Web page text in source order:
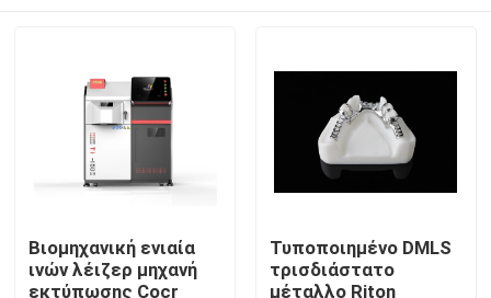
Βιομηχανική ενιαία
ινών λέιζερ μηχανή
εκτύπωσης Cocr
Τυποποιημένο DMLS
τρισδιάστατο
μέταλλο Riton